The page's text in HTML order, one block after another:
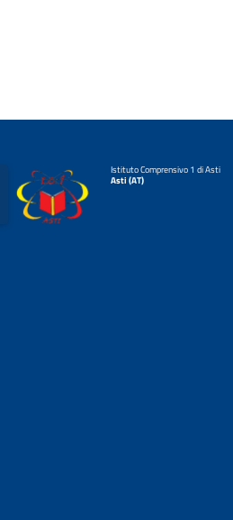
Istituto Comprensivo 1 di Asti
Asti (AT)